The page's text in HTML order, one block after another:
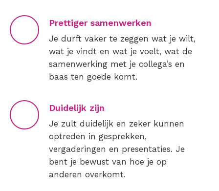
Prettiger samenwerken
Je durft vaker te zeggen wat je wilt,
wat je vindt en wat je voelt, wat de
samenwerking met je collega’s en
baas ten goede komt.
Duidelijk zijn
Je zult duidelijk en zeker kunnen
optreden in gesprekken,
vergaderingen en presentaties. Je
bent je bewust van hoe je op
anderen overkomt.